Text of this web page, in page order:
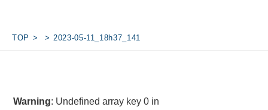
TOP 2023-05-11_18h37_141
Warning: Undefined array key 0 in